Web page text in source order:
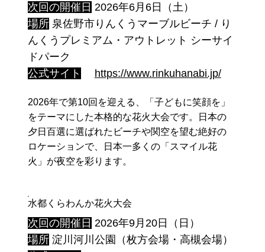
次回の開催日 2026年6月6日（土）
場所泉佐野市りんくうマーブルビーチ / り
んくうプレミアム・アウトレット シーサイ
ドパーク
公式サイト
https://www.rinkuhanabi.jp/
2026年で第10回を迎える、「子どもに笑顔を」
をテーマにした本格的な花火大会です。日本の
夕日百選に選ばれたビーチや関空を望む絶好の
ロケーションで、日本一多くの「スマイル花
火」が夜空を彩ります。
水都くらわんか花火大会
次回の開催日 2026年9月20日（日）
場所淀川河川公園（枚方会場・高槻会場）